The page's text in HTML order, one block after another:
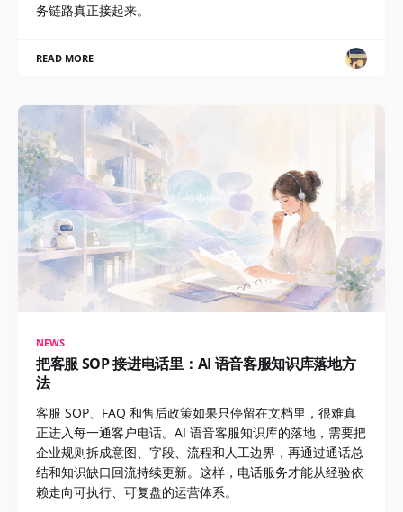
务链路真正接起来。
READ MORE
NEWS
把客服 SOP 接进电话里：AI 语音客服知识库落地方
法
客服 SOP、FAQ 和售后政策如果只停留在文档里，很难真
正进入每一通客户电话。AI 语音客服知识库的落地，需要把
企业规则拆成意图、字段、流程和人工边界，再通过通话总
结和知识缺口回流持续更新。这样，电话服务才能从经验依
赖走向可执行、可复盘的运营体系。